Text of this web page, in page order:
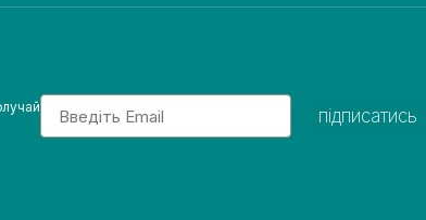
Email
підписатись